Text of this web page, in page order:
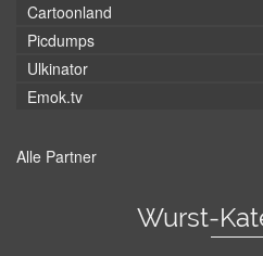
Cartoonland
Picdumps
Ulkinator
Emok.tv
Alle Partner
Wurst-